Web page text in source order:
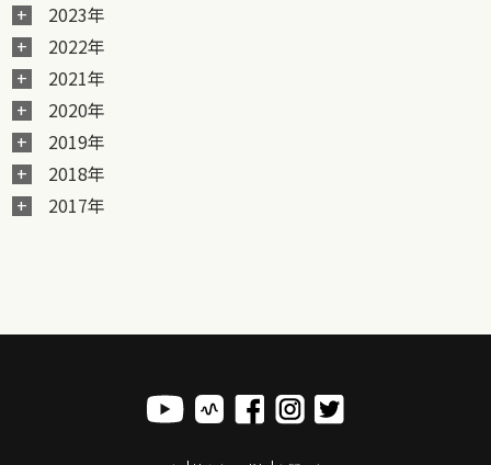
2023年
2022年
2021年
2020年
2019年
2018年
2017年